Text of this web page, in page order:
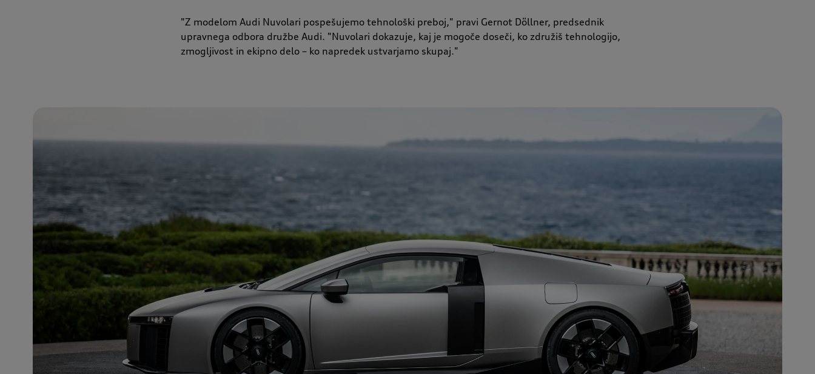
"Z modelom Audi Nuvolari pospešujemo tehnološki preboj," pravi Gernot Döllner, predsednik
upravnega odbora družbe Audi. "Nuvolari dokazuje, kaj je mogoče doseči, ko združiš tehnologijo,
zmogljivost in ekipno delo – ko napredek ustvarjamo skupaj."